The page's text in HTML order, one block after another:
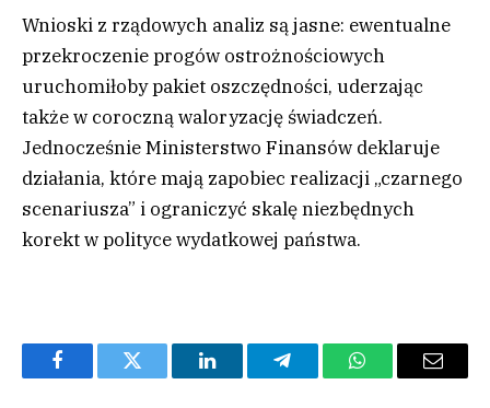
Wnioski z rządowych analiz są jasne: ewentualne
przekroczenie progów ostrożnościowych
uruchomiłoby pakiet oszczędności, uderzając
także w coroczną waloryzację świadczeń.
Jednocześnie Ministerstwo Finansów deklaruje
działania, które mają zapobiec realizacji „czarnego
scenariusza” i ograniczyć skalę niezbędnych
korekt w polityce wydatkowej państwa.
FacebookTwitter LinkedInTelegramWhatsAppEmail